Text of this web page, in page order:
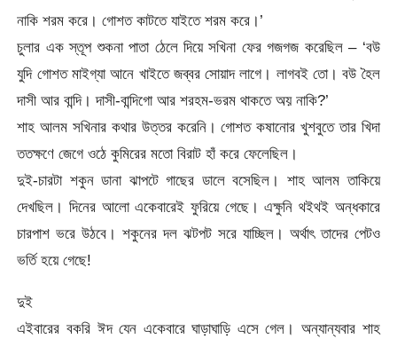
নাকি শরম করে। গোশত কাটতে যাইতে শরম করে।’
চুলার এক স্তূপ শুকনা পাতা ঠেলে দিয়ে সখিনা ফের গজগজ করেছিল – ‘বউ
যুদি গোশত মাইগ্যা আনে খাইতে জব্বর সোয়াদ লাগে। লাগবই তো। বউ হৈল
দাসী আর বান্দি। দাসী-বান্দিগো আর শরহম-ভরম থাকতে অয় নাকি?’
শাহ আলম সখিনার কথার উত্তর করেনি। গোশত কষানোর খুশবুতে তার খিদা
ততক্ষণে জেগে ওঠে কুমিরের মতো বিরাট হাঁ করে ফেলেছিল।
দুই-চারটা শকুন ডানা ঝাপটে গাছের ডালে বসেছিল। শাহ আলম তাকিয়ে
দেখছিল। দিনের আলো একেবারেই ফুরিয়ে গেছে। এক্ষুনি থইথই অন্ধকারে
চারপাশ ভরে উঠবে। শকুনের দল ঝটপট সরে যাচ্ছিল। অর্থাৎ তাদের পেটও
ভর্তি হয়ে গেছে!
দুই
এইবারের বকরি ঈদ যেন একেবারে ঘাড়াঘাড়ি এসে গেল। অন্যান্যবার শাহ